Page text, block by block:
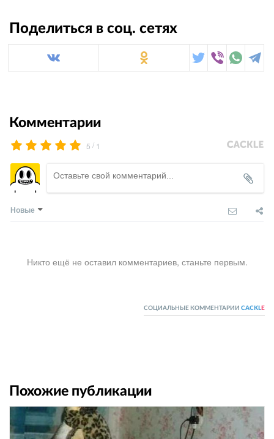
Поделиться в соц. сетях
Комментарии
5 / 1
Новые
Никто ещё не оставил комментариев, станьте первым.
СОЦИАЛЬНЫЕ КОММЕНТАРИИ CACKL E
Похожие публикации